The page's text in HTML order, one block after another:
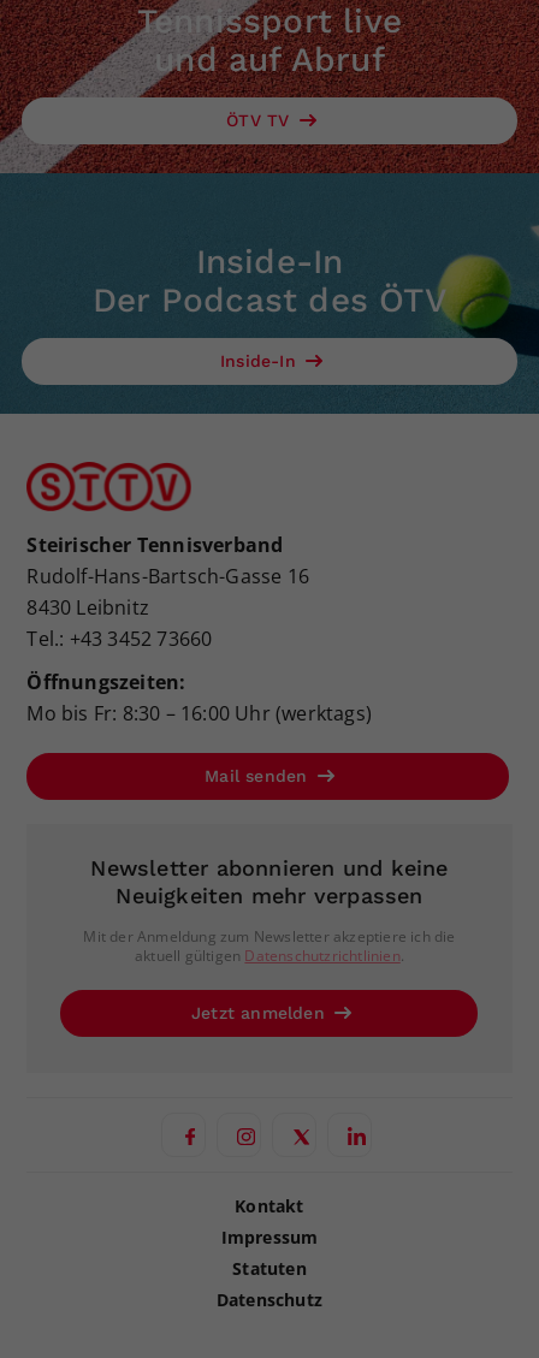
Tennissport live
und auf Abruf
ÖTV TV
Inside-In
Der Podcast des ÖTV
Inside-In
Steirischer Tennisverband
Rudolf-Hans-Bartsch-Gasse 16
8430 Leibnitz
Tel.: +43 3452 73660
Öffnungszeiten:
Mo bis Fr: 8:30 – 16:00 Uhr (werktags)
Mail senden
Newsletter abonnieren und keine
Neuigkeiten mehr verpassen
Mit der Anmeldung zum Newsletter akzeptiere ich die
aktuell gültigen Datenschutzrichtlinien.
Jetzt anmelden
Kontakt
Impressum
Statuten
Datenschutz